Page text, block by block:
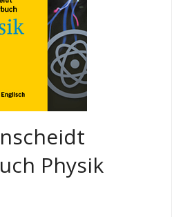
Physik